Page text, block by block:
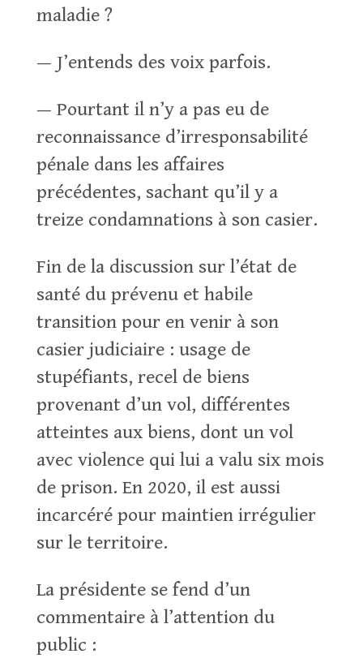
maladie ?
— J’entends des voix parfois.
— Pourtant il n’y a pas eu de
reconnaissance d’irresponsabilité
pénale dans les affaires
précédentes, sachant qu’il y a
treize condamnations à son casier.
Fin de la discussion sur l’état de
santé du prévenu et habile
transition pour en venir à son
casier judiciaire : usage de
stupéfiants, recel de biens
provenant d’un vol, différentes
atteintes aux biens, dont un vol
avec violence qui lui a valu six mois
de prison. En 2020, il est aussi
incarcéré pour maintien irrégulier
sur le territoire.
La présidente se fend d’un
commentaire à l’attention du
public :